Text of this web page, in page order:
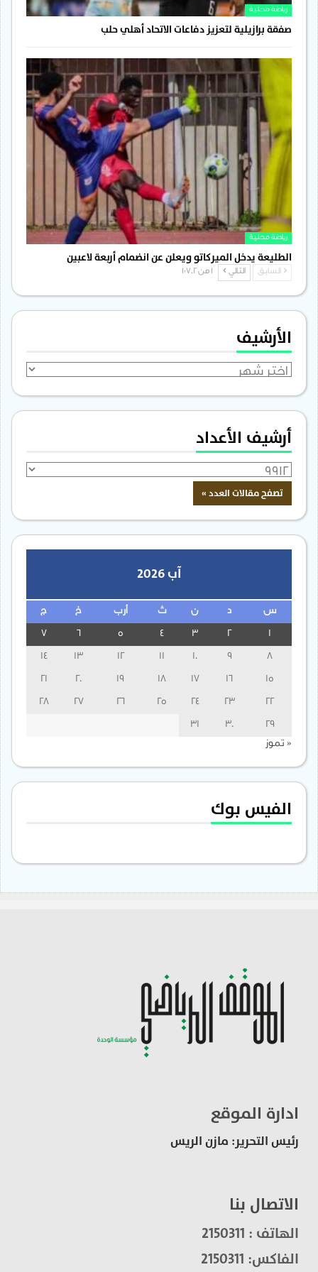
رياضة محلية
صفقة برازيلية لتعزيز دفاعات الاتحاد أهلي حلب
رياضة محلية
الطليعة يدخل الميركاتو ويعلن عن انضمام أربعة لاعبين
السابق التالي
الأرشيف
الأرشيف
أرشيف الأعداد
آب 2026
س ن ث أرب خ ج
3
13
14
15
16
17
18
19
20
21
22
23
24
25
26
27
28
29
30
31
« تموز
الفيس بوك
ادارة الموقع
رئيس التحرير: مازن الريس
الاتصال بنا
الهاتف : 2150311
الفاكس: 2150311